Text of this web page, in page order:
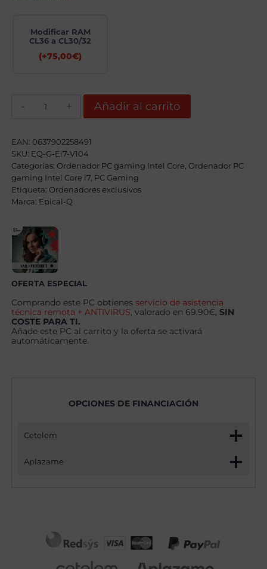
Modificar RAM
CL36 a CL30/32
(+75,00€)
Intel
Core
i7
14700KF,
32GB,
2TB
SSD
NVME,
+
Windows
11
Pro
cantidad
Añadir al carrito
EAN: 0637902258491
SKU: EQ-G-Ei7-V104
Categorías: Ordenador PC gaming Intel Core Ordenador PC
gaming Intel Core i7 PC Gaming
Etiqueta: Ordenadores exclusivos
Marca: Epical-Q
OFERTA ESPECIAL
Comprando este PC obtienes servicio de asistencia
técnica remota + ANTIVIRUS , valorado en 69.90€,SIN
COSTE PARA TI.
Añade este PC al carrito y la oferta se activará
automáticamente.
OPCIONES DE FINANCIACIÓN
Cetelem
Aplazame